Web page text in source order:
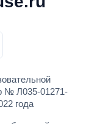
№ Л035-01271-
года